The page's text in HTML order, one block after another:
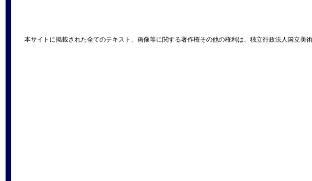
本サイトに掲載された全てのテキスト、画像等に関する著作権その他の権利は、独立行政法人国立